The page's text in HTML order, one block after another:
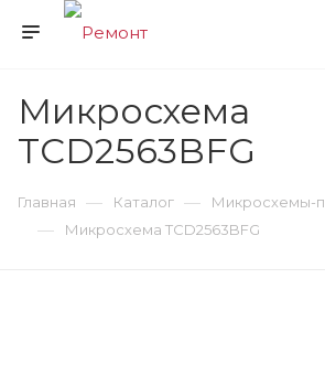
Микросхема
TCD2563BFG
Главная — Каталог — Микросхемы-
— Микросхема TCD2563BFG